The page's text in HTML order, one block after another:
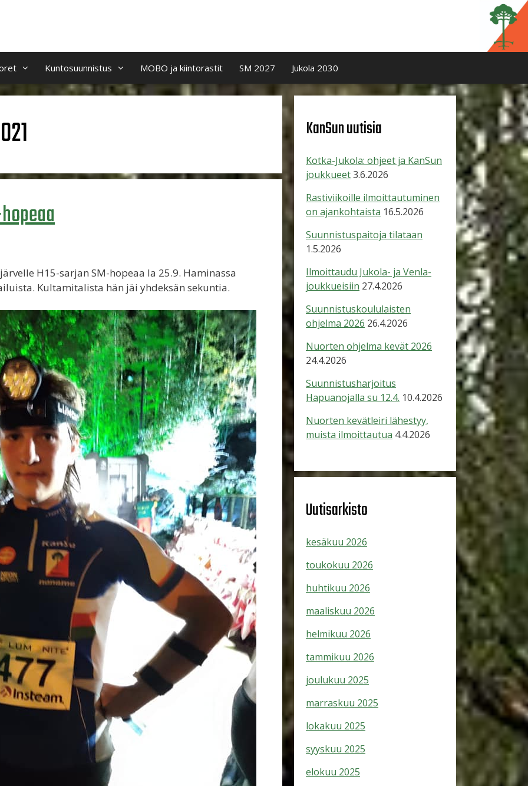
Kuntosuunnistus MOBO ja kiintorastit SM 2027 Jukola 2030
H15-sarjan SM-hopeaa la 25.9. Haminassa
Kultamitalista hän jäi yhdeksän sekuntia.
KanSun uutisia
Kotka-Jukola: ohjeet ja KanSun
joukkueet3.6.2026
Rastiviikoille ilmoittautuminen
on ajankohtaista 16.5.2026
Suunnistuspaitoja tilataan
1.5.2026
Ilmoittaudu Jukola- ja Venla-
joukkueisiin 27.4.2026
Suunnistuskoululaisten
ohjelma 2026 26.4.2026
Nuorten ohjelma kevät 2026
24.4.2026
Suunnistusharjoitus
Hapuanojalla su 12.4. 10.4.2026
Nuorten kevätleiri lähestyy,
muista ilmoittautua 4.4.2026
Uutisarkisto
kesäkuu 2026
toukokuu 2026
huhtikuu 2026
maaliskuu 2026
helmikuu 2026
tammikuu 2026
joulukuu 2025
marraskuu 2025
lokakuu 2025
syyskuu 2025
elokuu 2025